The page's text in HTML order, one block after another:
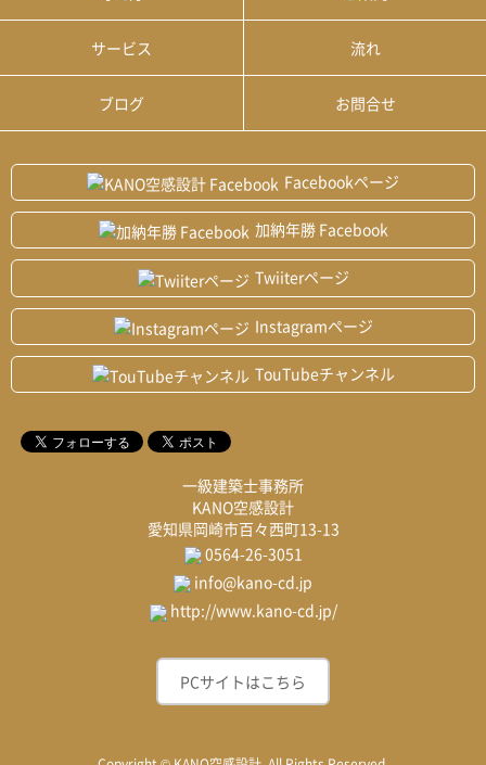
サービス 流れ
ブログ お問合せ
Facebookページ
加納年勝 Facebook
Twiiterページ
Instagramページ
TouTubeチャンネル
一級建築士事務所
KANO空感設計
愛知県岡崎市百々西町13-13
0564-26-3051
info@kano-cd.jp
http://www.kano-cd.jp/
PCサイトはこちら